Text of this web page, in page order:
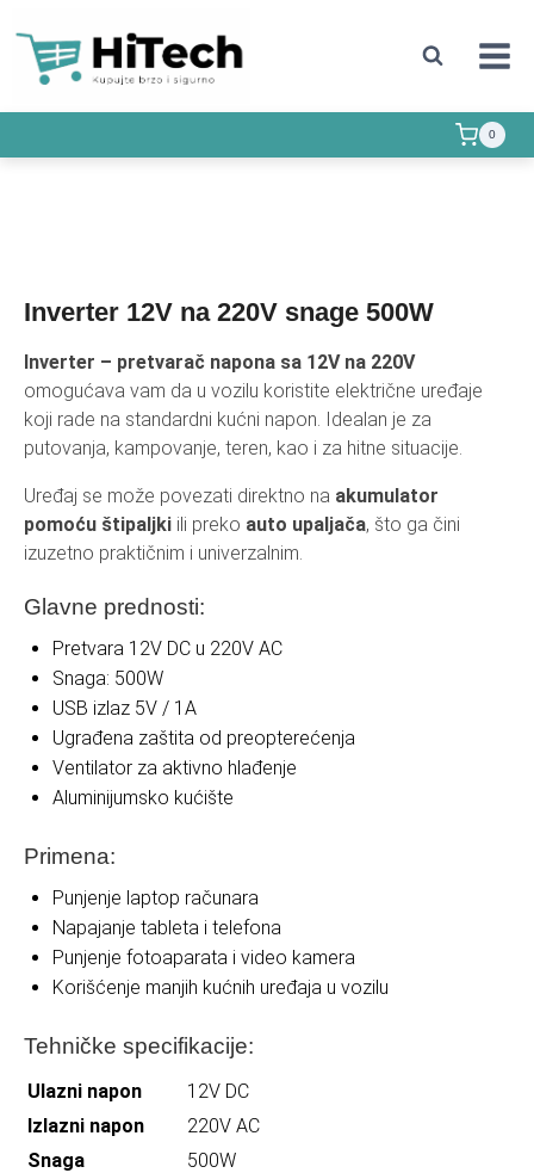
0
Inverter 12V na 220V snage 500W
Inverter – pretvarač napona sa 12V na 220V
omogućava vam da u vozilu koristite električne uređaje
koji rade na standardni kućni napon. Idealan je za
putovanja, kampovanje, teren, kao i za hitne situacije.
Uređaj se može povezati direktno na akumulator
pomoću štipaljki ili preko auto upaljača, što ga čini
izuzetno praktičnim i univerzalnim.
Glavne prednosti:
Pretvara 12V DC u 220V AC
Snaga: 500W
USB izlaz 5V / 1A
Ugrađena zaštita od preopterećenja
Ventilator za aktivno hlađenje
Aluminijumsko kućište
Primena:
Punjenje laptop računara
Napajanje tableta i telefona
Punjenje fotoaparata i video kamera
Korišćenje manjih kućnih uređaja u vozilu
Tehničke specifikacije:
Ulazni napon
12V DC
Izlazni napon
220V AC
Snaga
500W